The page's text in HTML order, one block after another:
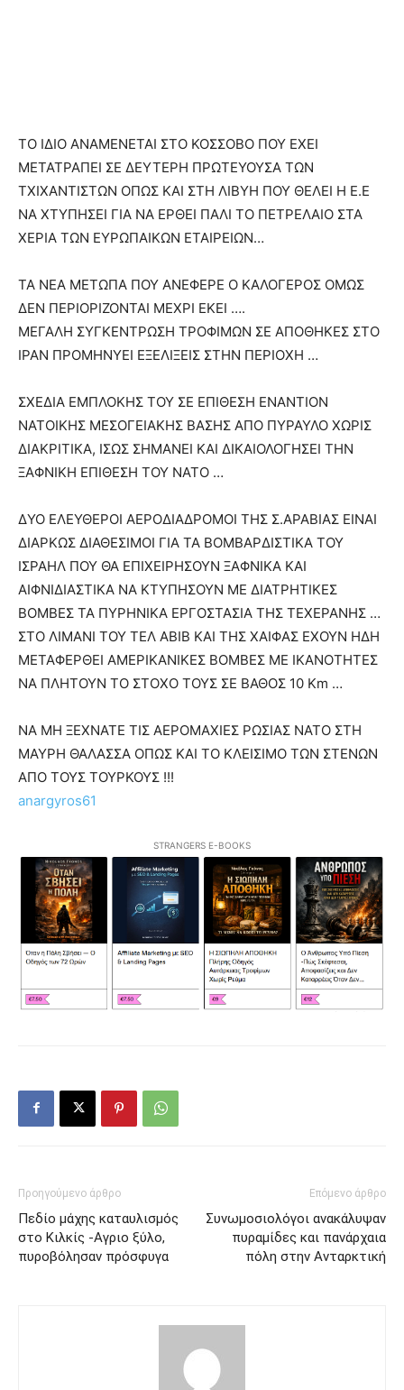
ΤΟ ΙΔΙΟ ΑΝΑΜΕΝΕΤΑΙ ΣΤΟ ΚΟΣΣΟΒΟ ΠΟΥ ΕΧΕΙ
ΜΕΤΑΤΡΑΠΕΙ ΣΕ ΔΕΥΤΕΡΗ ΠΡΩΤΕΥΟΥΣΑ ΤΩΝ
ΤΧΙΧΑΝΤΙΣΤΩΝ ΟΠΩΣ ΚΑΙ ΣΤΗ ΛΙΒΥΗ ΠΟΥ ΘΕΛΕΙ Η Ε.Ε
ΝΑ ΧΤΥΠΗΣΕΙ ΓΙΑ ΝΑ ΕΡΘΕΙ ΠΑΛΙ ΤΟ ΠΕΤΡΕΛΑΙΟ ΣΤΑ
ΧΕΡΙΑ ΤΩΝ ΕΥΡΩΠΑΙΚΩΝ ΕΤΑΙΡΕΙΩΝ…
ΤΑ ΝΕΑ ΜΕΤΩΠΑ ΠΟΥ ΑΝΕΦΕΡΕ Ο ΚΑΛΟΓΕΡΟΣ ΟΜΩΣ
ΔΕΝ ΠΕΡΙΟΡΙΖΟΝΤΑΙ ΜΕΧΡΙ ΕΚΕΙ ….
ΜΕΓΑΛΗ ΣΥΓΚΕΝΤΡΩΣΗ ΤΡΟΦΙΜΩΝ ΣΕ ΑΠΟΘΗΚΕΣ ΣΤΟ
ΙΡΑΝ ΠΡΟΜΗΝΥΕΙ ΕΞΕΛΙΞΕΙΣ ΣΤΗΝ ΠΕΡΙΟΧΗ …
ΣΧΕΔΙΑ ΕΜΠΛΟΚΗΣ ΤΟΥ ΣΕ ΕΠΙΘΕΣΗ ΕΝΑΝΤΙΟΝ
ΝΑΤΟΙΚΗΣ ΜΕΣΟΓΕΙΑΚΗΣ ΒΑΣΗΣ ΑΠΟ ΠΥΡΑΥΛΟ ΧΩΡΙΣ
ΔΙΑΚΡΙΤΙΚΑ, ΙΣΩΣ ΣΗΜΑΝΕΙ ΚΑΙ ΔΙΚΑΙΟΛΟΓΗΣΕΙ ΤΗΝ
ΞΑΦΝΙΚΗ ΕΠΙΘΕΣΗ ΤΟΥ ΝΑΤΟ …
ΔΥΟ ΕΛΕΥΘΕΡΟΙ ΑΕΡΟΔΙΑΔΡΟΜΟΙ ΤΗΣ Σ.ΑΡΑΒΙΑΣ ΕΙΝΑΙ
ΔΙΑΡΚΩΣ ΔΙΑΘΕΣΙΜΟΙ ΓΙΑ ΤΑ ΒΟΜΒΑΡΔΙΣΤΙΚΑ ΤΟΥ
ΙΣΡΑΗΛ ΠΟΥ ΘΑ ΕΠΙΧΕΙΡΗΣΟΥΝ ΞΑΦΝΙΚΑ ΚΑΙ
ΑΙΦΝΙΔΙΑΣΤΙΚΑ ΝΑ ΚΤΥΠΗΣΟΥΝ ΜΕ ΔΙΑΤΡΗΤΙΚΕΣ
ΒΟΜΒΕΣ ΤΑ ΠΥΡΗΝΙΚΑ ΕΡΓΟΣΤΑΣΙΑ ΤΗΣ ΤΕΧΕΡΑΝΗΣ …
ΣΤΟ ΛΙΜΑΝΙ ΤΟΥ ΤΕΛ ΑΒΙΒ ΚΑΙ ΤΗΣ ΧΑΙΦΑΣ ΕΧΟΥΝ ΗΔΗ
ΜΕΤΑΦΕΡΘΕΙ ΑΜΕΡΙΚΑΝΙΚΕΣ ΒΟΜΒΕΣ ΜΕ ΙΚΑΝΟΤΗΤΕΣ
ΝΑ ΠΛΗΤΟΥΝ ΤΟ ΣΤΟΧΟ ΤΟΥΣ ΣΕ ΒΑΘΟΣ 10 Km …
ΝΑ ΜΗ ΞΕΧΝΑΤΕ ΤΙΣ ΑΕΡΟΜΑΧΙΕΣ ΡΩΣΙΑΣ ΝΑΤΟ ΣΤΗ
ΜΑΥΡΗ ΘΑΛΑΣΣΑ ΟΠΩΣ ΚΑΙ ΤΟ ΚΛΕΙΣΙΜΟ ΤΩΝ ΣΤΕΝΩΝ
ΑΠΟ ΤΟΥΣ ΤΟΥΡΚΟΥΣ !!!
anargyros61
STRANGERS E-BOOKS
Προηγούμενο άρθρο
Πεδίο μάχης καταυλισμός
στο Κιλκίς -Αγριο ξύλο,
πυροβόλησαν πρόσφυγα
Επόμενο άρθρο
Συνωμοσιολόγοι ανακάλυψαν
πυραμίδες και πανάρχαια
πόλη στην Ανταρκτική